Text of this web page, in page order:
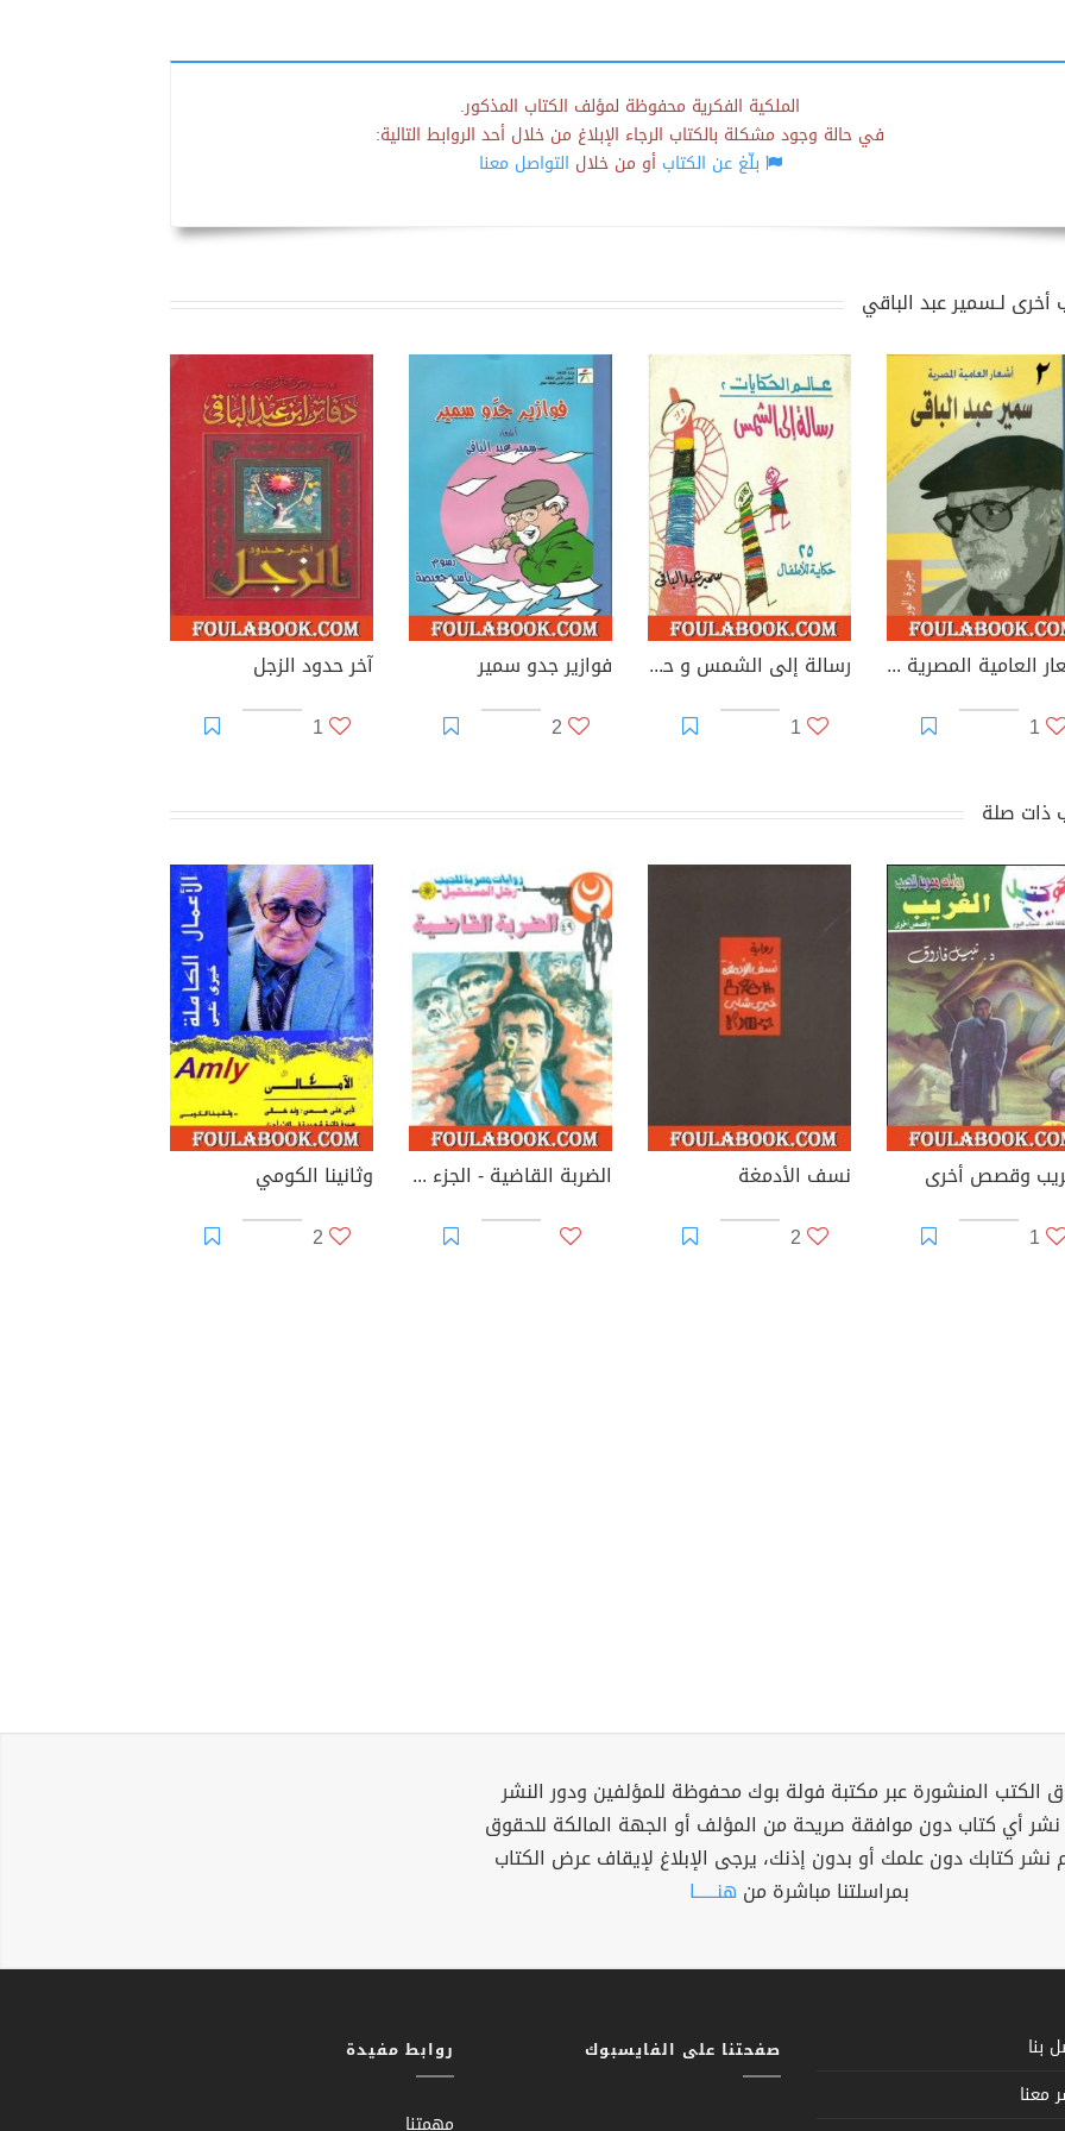
الملكية الفكرية محفوظة لمؤلف الكتاب المذكور.
في حالة وجود مشكلة بالكتاب الرجاء الإبلاغ من خلال أحد الروابط التالية:
بلّغ عن الكتابأو من خلال التواصل معنا
أخرى لـسمير عبد الباقي
أشعار العامية المصرية - الأعمال الكاملة: الجزء الثاني
1
رسالة إلى الشمس و حكايات أخرى - 25 حكاية للأطفال
1
فوازير جدو سمير
2
آخر حدود الزجل
1
ذات صلة
وقصص أخرى
1
نسف الأدمغة
2
الضربة القاضية - الجزء الثالث - سلسلة رجل المستحيل
وثانينا الكومي
2
الكتب المنشورة عبر مكتبة فولة بوك محفوظة للمؤلفين ودور النشر
نشر أي كتاب دون موافقة صريحة من المؤلف أو الجهة المالكة للحقوق
نشر كتابك دون علمك أو بدون إذنك، يرجى الإبلاغ لإيقاف عرض الكتاب
بمراسلتنا مباشرة من هنــــــا
بنا
معنا
صفحتنا على الفايسبوك روابط مفيدة
مهمتنا